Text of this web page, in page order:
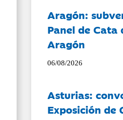
Aragón:
Panel de
Aragón
06/08/2026
Asturias:
Exposición de